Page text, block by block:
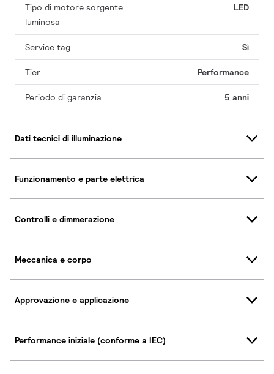
Tipo di motore sorgente
luminosa
LED
Service tag Sì
Tier Performance
Periodo di garanzia 5 anni
Dati tecnici di illuminazione
Funzionamento e parte elettrica
Controlli e dimmerazione
Meccanica e corpo
Approvazione e applicazione
Performance iniziale (conforme a IEC)